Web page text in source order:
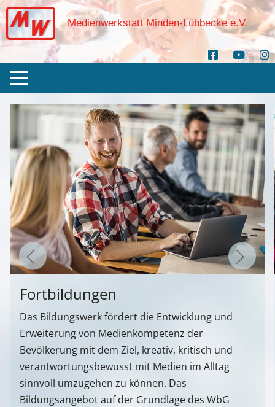
Medienwerkstatt Minden-Lübbecke e.V.
Fortbildungen
Das Bildungswerk fördert die Entwicklung und
Erweiterung von Medienkompetenz der
Bevölkerung mit dem Ziel, kreativ, kritisch und
verantwortungsbewusst mit Medien im Alltag
sinnvoll umzugehen zu können. Das
Bildungsangebot auf der Grundlage des WbG